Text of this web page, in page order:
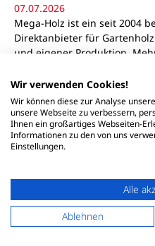
07.07.2026
Mega-Holz ist ein seit 2004
Direktanbieter für
und eigener Produktion.
Bewertungen, ein 180-
Direktvertrieb ohne
Wir verwenden Cookies!
Wir können diese zur Analyse
unsere Webseite zu verbessern,
Ihnen ein großartiges Webseiten-
Informationen zu den von uns
Einstellungen.
Alle
Ablehnen